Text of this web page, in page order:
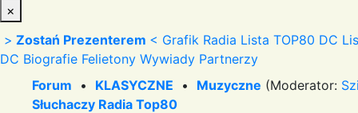
×
> Zostań Prezenterem < Grafik Radia Lista TOP80 DC
DC Biografie Felietony Wywiady Partnerzy
Forum • KLASYCZNE • Muzyczne (Moderator:
Słuchaczy Radia Top80